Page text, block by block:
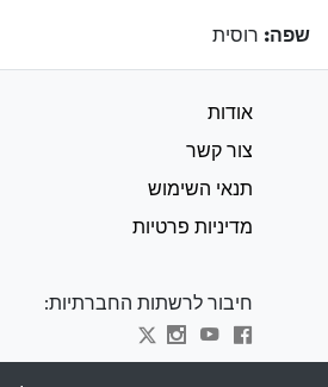
שפה: רוסית
אודות
צור קשר
תנאי השימוש
מדיניות פרטיות
חיבור לרשתות החברתיות: